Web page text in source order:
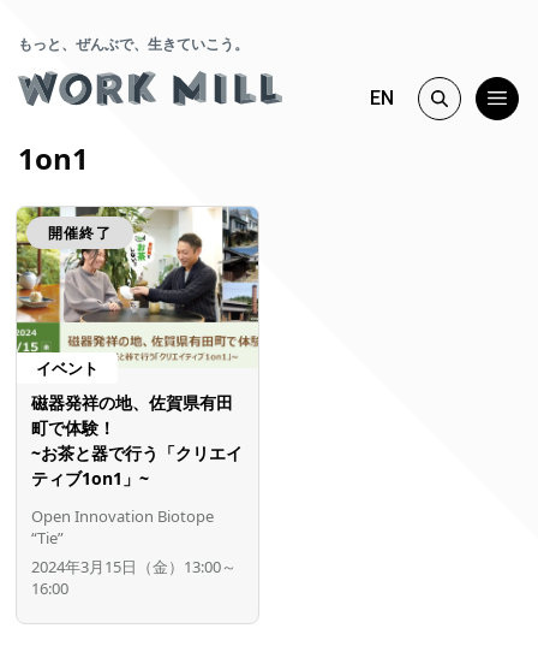
もっと、ぜんぶで、生きていこう。
EN
1on1
開催終了
イベント
磁器発祥の地、佐賀県有田
町で体験！
~お茶と器で行う「クリエイ
ティブ1on1」~
Open Innovation Biotope
“Tie”
2024年3月15日（金）13:00～
16:00